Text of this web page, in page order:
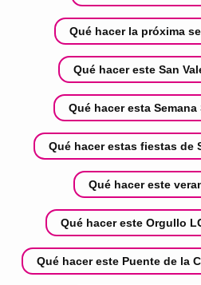
Qué hacer la próxima
Qué hacer este San
Qué hacer esta
Qué hacer estas fiestas de
Qué hacer este
Qué hacer este Orgullo
Qué hacer este Puente de la